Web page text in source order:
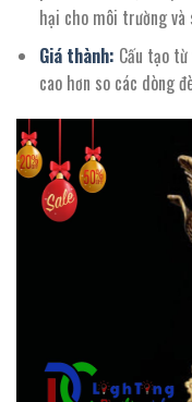
hại cho môi trường và
Giá thành: Cấu tạo
cao hơn so các dòng